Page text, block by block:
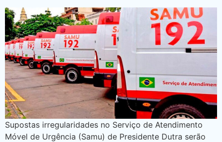
Supostas irregularidades no Serviço de Atendimento
Móvel de Urgência (Samu) de Presidente Dutra serão